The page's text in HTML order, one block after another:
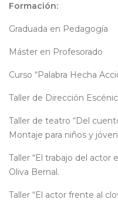
Formación:
Graduada en Pedagogía
Máster en Profesorado
Curso “Palabra Hecha
Taller de Dirección
Taller de teatro “Del
Montaje para niños y
Taller “El trabajo del actor
Oliva Bernal.
Taller “El actor frente al